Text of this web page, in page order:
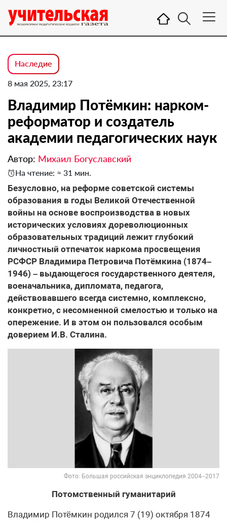
Наследие
8 мая 2025, 23:17
Владимир Потёмкин: нарком-
реформатор и создатель
академии педагогических наук
Автор: Михаил Богуславский
На чтение: ≈ 31 мин.
Безусловно, на реформе советской системы
образования в годы Великой Отечественной
войны на основе воспроизводства в новых
исторических условиях дореволюционных
образовательных традиций лежит глубокий
личностный отпечаток наркома просвещения
РСФСР Владимира Петровича Потёмкина (1874–
1946) – выдающегося государственного деятеля,
военачальника, дипломата, педагога,
действовавшего всегда системно, комплексно,
конкретно, с несомненной смелостью и только на
опережение. И в этом он пользовался особым
доверием И.В. Сталина.
Фото: Большая российская энциклопедия 2004–2017
Потомственный гуманитарий
Владимир Потёмкин родился 7 (19) октября 1874